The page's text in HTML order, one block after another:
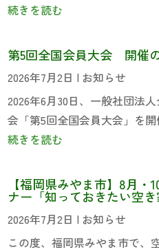
続きを読む
第5回全国会員大会 開催
2026年7月2日 | お知らせ
2026年6月30日、一般社団法
会「第5回全国会員大会」を
続きを読む
【福岡県みやま市】8月・
ナー「知っておきたい空
2026年7月2日 | お知らせ
この度、福岡県みやま市で、